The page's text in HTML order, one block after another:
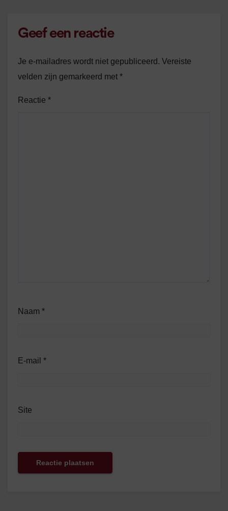
Geef een reactie
Je e-mailadres wordt niet gepubliceerd. Vereiste
velden zijn gemarkeerd met *
Reactie *
Naam *
E-mail *
Site